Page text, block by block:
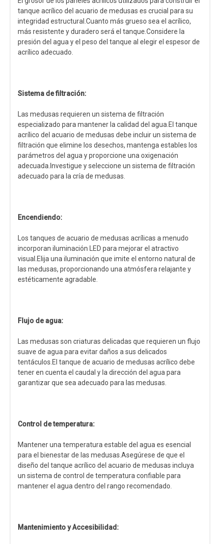
tanque acrílico del acuario de medusas es crucial para su
integridad estructural.Cuanto más grueso sea el acrílico,
más resistente y duradero será el tanque.Considere la
presión del agua y el peso del tanque al elegir el espesor de
acrílico adecuado.
Sistema de filtración:
Las medusas requieren un sistema de filtración
especializado para mantener la calidad del agua.El tanque
acrílico del acuario de medusas debe incluir un sistema de
filtración que elimine los desechos, mantenga estables los
parámetros del agua y proporcione una oxigenación
adecuada.Investigue y seleccione un sistema de filtración
adecuado para la cría de medusas.
Encendiendo:
Los tanques de acuario de medusas acrílicas a menudo
incorporan iluminación LED para mejorar el atractivo
visual.Elija una iluminación que imite el entorno natural de
las medusas, proporcionando una atmósfera relajante y
estéticamente agradable.
Flujo de agua:
Las medusas son criaturas delicadas que requieren un flujo
suave de agua para evitar daños a sus delicados
tentáculos.El tanque de acuario de medusas acrílico debe
tener en cuenta el caudal y la dirección del agua para
garantizar que sea adecuado para las medusas.
Control de temperatura:
Mantener una temperatura estable del agua es esencial
para el bienestar de las medusas.Asegúrese de que el
diseño del tanque acrílico del acuario de medusas incluya
un sistema de control de temperatura confiable para
mantener el agua dentro del rango recomendado.
Mantenimiento y Accesibilidad: